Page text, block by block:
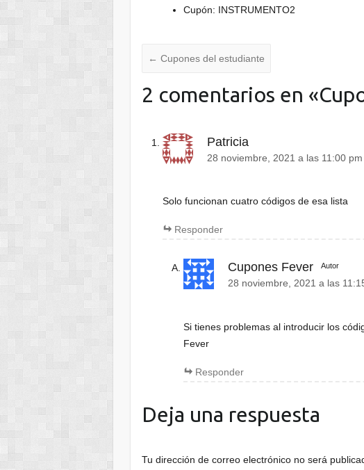
Cupón: INSTRUMENTO2
← Cupones del estudiante
2 comentarios en «
Patricia
28 noviembre, 2021 a las 11:00 pm
Solo funcionan cuatro códigos de esa lista
Responder
Cupones Fever Autor
28 noviembre, 2021 a las
Si tienes problemas al introducir los
Fever
Responder
Deja una respuesta
Tu dirección de correo electrónico no será